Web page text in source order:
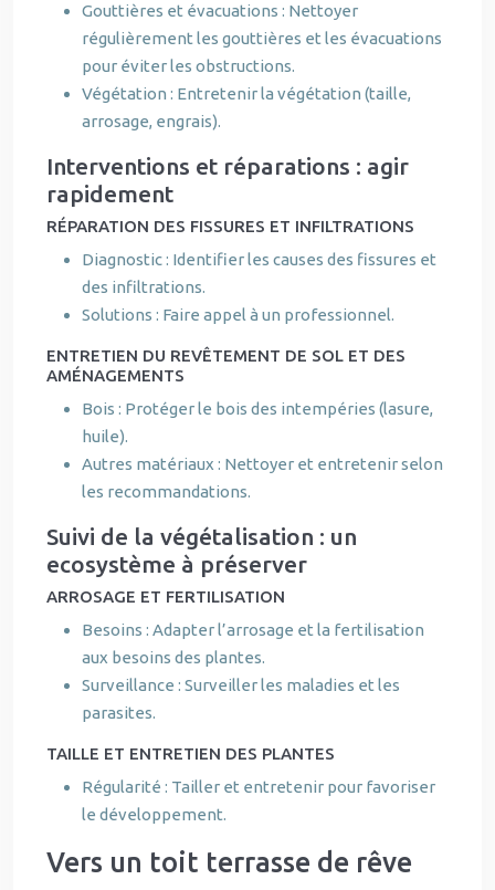
Gouttières et évacuations : Nettoyer
régulièrement les gouttières et les évacuations
pour éviter les obstructions.
Végétation : Entretenir la végétation (taille,
arrosage, engrais).
Interventions et réparations : agir
rapidement
RÉPARATION DES FISSURES ET INFILTRATIONS
Diagnostic : Identifier les causes des fissures et
des infiltrations.
Solutions : Faire appel à un professionnel.
ENTRETIEN DU REVÊTEMENT DE SOL ET DES
AMÉNAGEMENTS
Bois : Protéger le bois des intempéries (lasure,
huile).
Autres matériaux : Nettoyer et entretenir selon
les recommandations.
Suivi de la végétalisation : un
ecosystème à préserver
ARROSAGE ET FERTILISATION
Besoins : Adapter l’arrosage et la fertilisation
aux besoins des plantes.
Surveillance : Surveiller les maladies et les
parasites.
TAILLE ET ENTRETIEN DES PLANTES
Régularité : Tailler et entretenir pour favoriser
le développement.
Vers un toit terrasse de rêve